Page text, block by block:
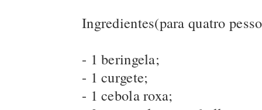
Ingredientes(para quatro
- 1 beringela;
- 1 curgete;
- 1 cebola roxa;